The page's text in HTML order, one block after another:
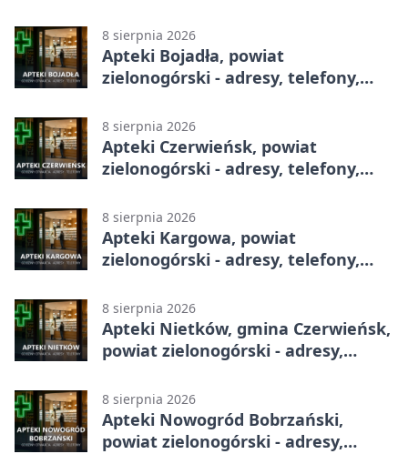
8 sierpnia 2026
Apteki Bojadła, powiat
zielonogórski - adresy, telefony,
8 sierpnia 2026
Apteki Czerwieńsk, powiat
zielonogórski - adresy, telefony,
8 sierpnia 2026
Apteki Kargowa, powiat
zielonogórski - adresy, telefony,
8 sierpnia 2026
Apteki Nietków, gmina Czerwieńsk,
powiat zielonogórski - adresy,
8 sierpnia 2026
Apteki Nowogród Bobrzański,
powiat zielonogórski - adresy,